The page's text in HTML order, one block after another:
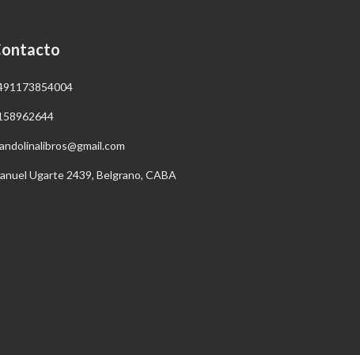
Ugarte 2439, Belgrano, CABA